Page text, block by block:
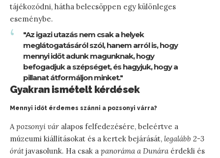
tájékozódni, hátha belecsöppen egy különleges
eseménybe.
"Az igazi utazás nem csak a helyek
meglátogatásáról szól, hanem arról is, hogy
mennyi időt adunk magunknak, hogy
befogadjuk a szépséget, és hagyjuk, hogy a
pillanat átformáljon minket."
Gyakran ismételt kérdések
Mennyi időt érdemes szánni a pozsonyi várra?
Apozsonyi vár alapos felfedezésére, beleértve a
múzeumi kiállításokat és a kertek bejárását, legalább 2-3
órátjavasolunk. Ha csak a panoráma a Dunára érdekli és